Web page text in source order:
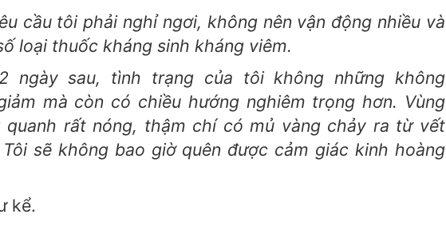
cầu tôi phải nghỉ ngơi, không nên vận động nhiều và
loại thuốc kháng sinh kháng viêm.
ngày sau, tình trạng của tôi không những không
mà còn có chiều hướng nghiêm trọng hơn. Vùng
quanh rất nóng, thậm chí có mủ vàng chảy ra từ vết
sẽ không bao giờ quên được cảm giác kinh hoàng
kể.